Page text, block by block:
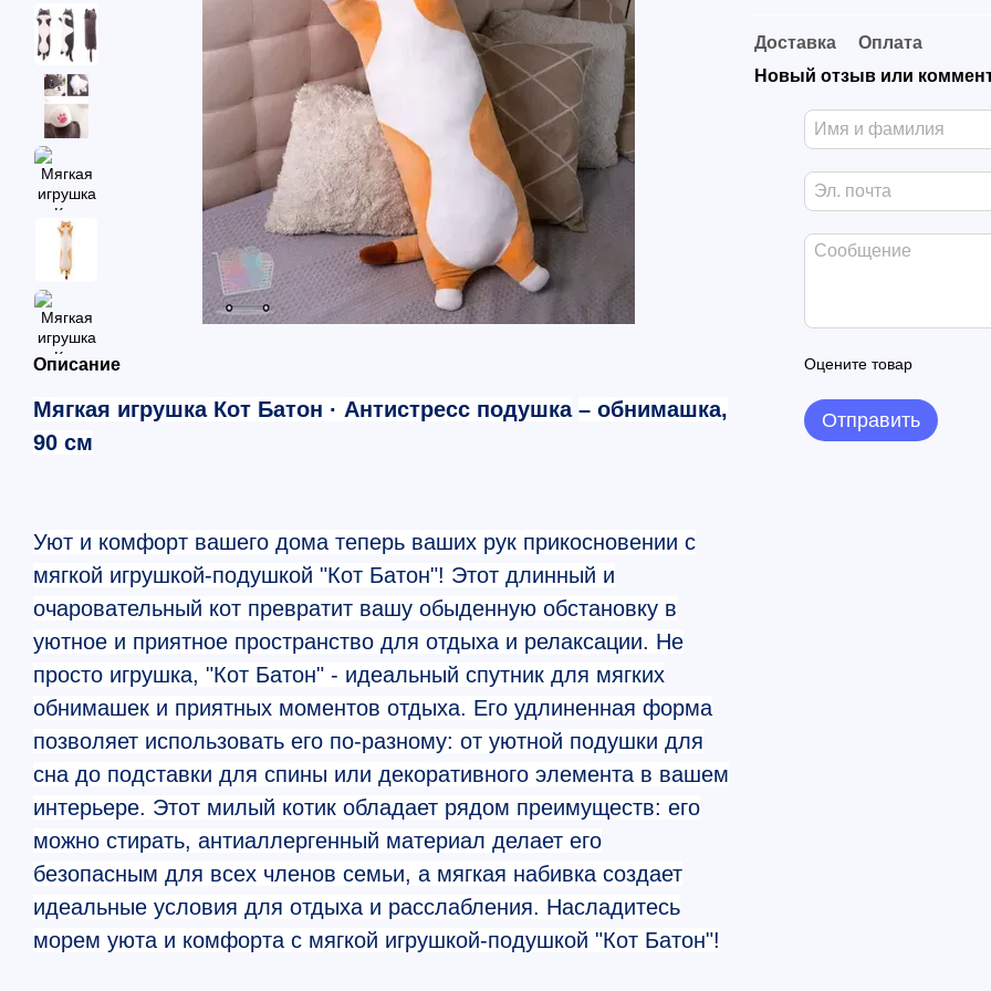
Описание
Мягкая игрушка Кот Батон · Антистресс подушка – обнимашка,
90 см
Уют и комфорт вашего дома теперь ваших рук прикосновении с
мягкой игрушкой-подушкой "Кот Батон"! Этот длинный и
очаровательный кот превратит вашу обыденную обстановку в
уютное и приятное пространство для отдыха и релаксации. Не
просто игрушка, "Кот Батон" - идеальный спутник для мягких
обнимашек и приятных моментов отдыха. Его удлиненная форма
позволяет использовать его по-разному: от уютной подушки для
сна до подставки для спины или декоративного элемента в вашем
интерьере. Этот милый котик обладает рядом преимуществ: его
можно стирать, антиаллергенный материал делает его
безопасным для всех членов семьи, а мягкая набивка создает
идеальные условия для отдыха и расслабления. Насладитесь
морем уюта и комфорта с мягкой игрушкой-подушкой "Кот Батон"!
Доставка
Оплата
Новый отзыв или
Оцените товар
Отправить